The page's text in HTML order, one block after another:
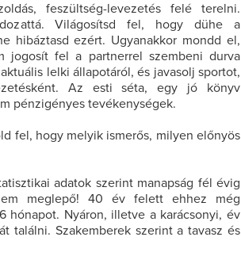
feszültség-levezetés felé terelni.
Világosítsd fel, hogy dühe a
hibáztasd ezért. Ugyanakkor mondd el,
jogosít fel a partnerrel szembeni durva
lelki állapotáról, és javasolj sportot,
Az esti séta, egy jó könyv
pénzigényes tevékenységek.
fel, hogy melyik ismerős, milyen előnyös
adatok szerint manapság fél évig
meglepő! 40 év felett ehhez még
hónapot. Nyáron, illetve a karácsonyi, év
találni. Szakemberek szerint a tavasz és